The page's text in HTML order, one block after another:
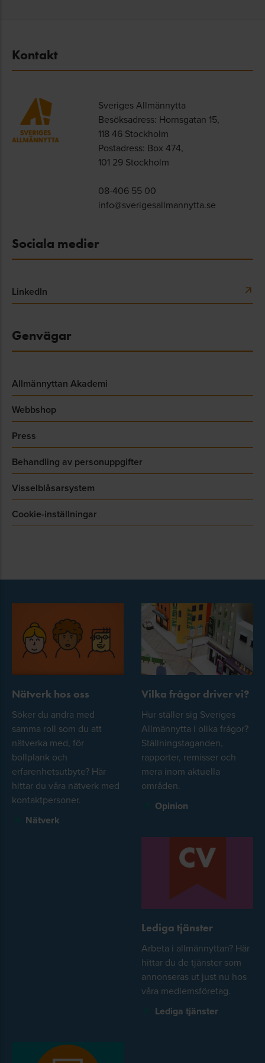
Kontakt
Sveriges Allmännytta
Besöksadress: Hornsgatan 15,
118 46 Stockholm
Postadress: Box 474,
101 29 Stockholm
08-406 55 00
info@sverigesallmannytta.se
Sociala medier
LinkedIn
Genvägar
Allmännyttan Akademi
Webbshop
Press
Behandling av personuppgifter
Visselblåsarsystem
Cookie-inställningar
Nätverk hos oss
Söker du andra med
samma roll som du att
nätverka med, för
bollplank och
erfarenhetsutbyte? Här
hittar du våra nätverk med
kontaktpersoner.
Nätverk
Vilka frågor driver vi?
Hur ställer sig Sveriges
Allmännytta i olika frågor?
Ställningstaganden,
rapporter, remisser och
mera inom aktuella
områden.
Opinion
Lediga tjänster
Arbeta i allmännyttan? Här
hittar du de tjänster som
annonseras ut just nu hos
våra medlemsföretag.
Lediga tjänster